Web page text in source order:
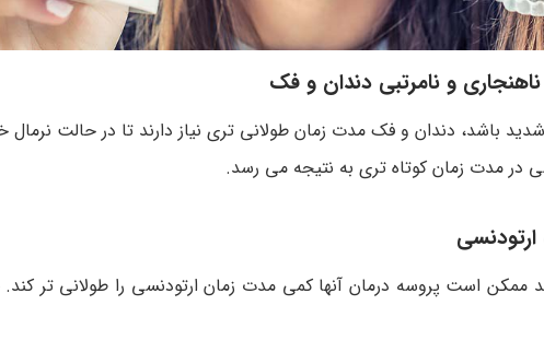
و نامرتبی دندان و فک
باشد، دندان و فک مدت زمان طولانی تری نیاز دارند تا در حالت نرمال
در مدت زمان کوتاه تری به نتیجه می رسد.
ممکن است پروسه درمان آنها کمی مدت زمان ارتودنسی را طولانی تر